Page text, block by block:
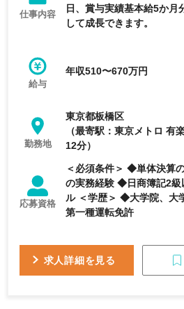
仕事内容
日、賞与実績基本給5か月
して成長できます。
給与
年収510〜670万円
勤務地
東京都板橋区
（最寄駅：東京メトロ 有
12分）
応募資格
＜必須条件＞ ◆単体決算
の実務経験 ◆日商簿記2級
ル ＜学歴＞ ◆大学院、大学 ＜資格＞ ◆普通自動車
第一種運転免許
求人詳細を見る